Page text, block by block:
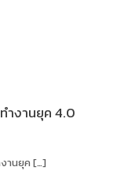
ำงานยุค 4.0
านยุค […]